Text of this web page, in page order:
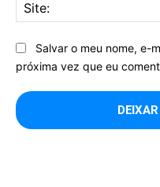
Salvar o meu nome, e-
próxima vez que eu